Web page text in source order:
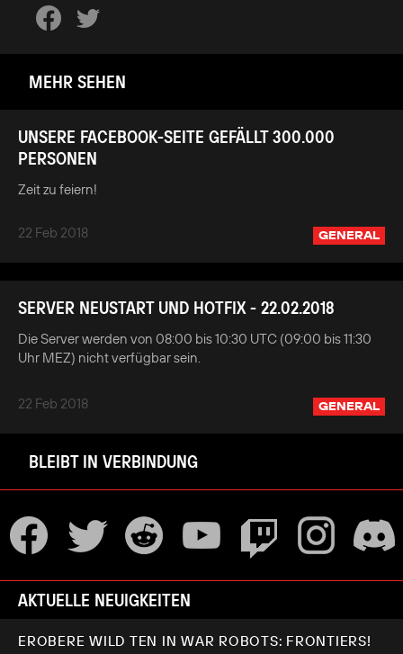
MEHR SEHEN
UNSERE FACEBOOK-SEITE GEFÄLLT 300.000
PERSONEN
Zeit zu feiern!
22 Feb 2018 GENERAL
SERVER NEUSTART UND HOTFIX - 22.02.2018
Die Server werden von 08:00 bis 10:30 UTC (09:00 bis 11:30
Uhr MEZ) nicht verfügbar sein.
22 Feb 2018 GENERAL
BLEIBT IN VERBINDUNG
AKTUELLE NEUIGKEITEN
EROBERE WILD TEN IN WAR ROBOTS: FRONTIERS!